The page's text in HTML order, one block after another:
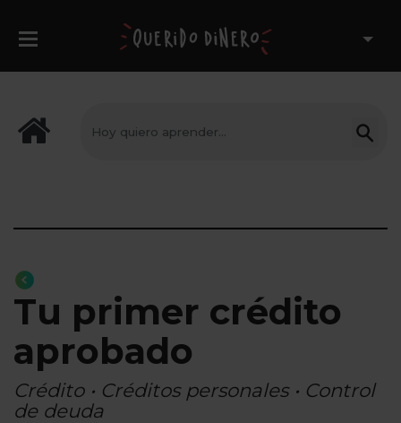
Tu primer crédito
aprobado
Crédito • Créditos personales • Control
de deuda